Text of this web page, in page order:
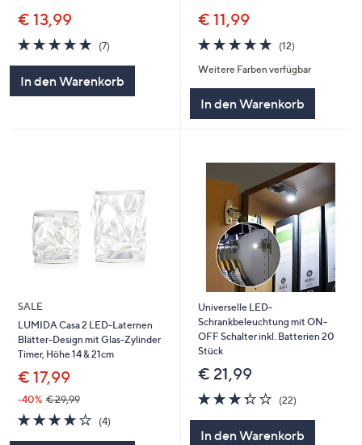
€ 13,99
4.9
von
(7)7
In den Warenkorb
€ 11,99
4.8
von
5
(12)12
Weitere Farben verfügbar
In den Warenkorb
SALE
LUMIDA Casa 2 LED-Laternen
Blätter-Design mit Glas-Zylinder
Timer, Höhe 14 & 21cm
€ 17,99
-40% € 29,99
4.0
von
(4)4
Universelle LED-
Schrankbeleuchtung mit ON-
OFF Schalter inkl. Batterien 20
Stück
€ 21,99
3.3
von
(22)22
In den Warenkorb